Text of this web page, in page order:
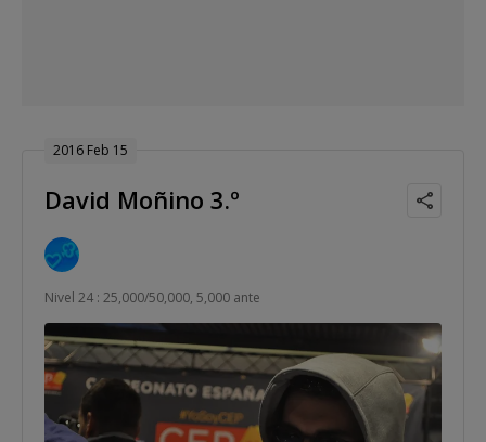
2016 Feb 15
David Moñino 3.º
Nivel 24 : 25,000/50,000, 5,000 ante